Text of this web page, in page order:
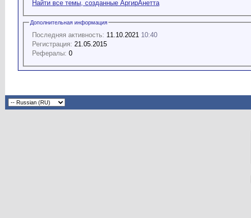
Найти все темы, созданные АргирАнетта
Дополнительная информация
Последняя активность: 11.10.2021 10:40
Регистрация: 21.05.2015
Рефералы: 0